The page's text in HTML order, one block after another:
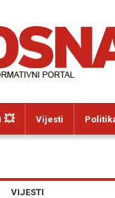
💥 Vijesti
VIJESTI